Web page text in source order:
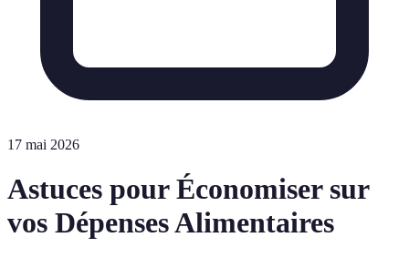
17 mai 2026
Astuces pour Économiser sur
vos Dépenses Alimentaires